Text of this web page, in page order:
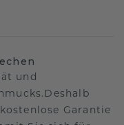
und
Garantie